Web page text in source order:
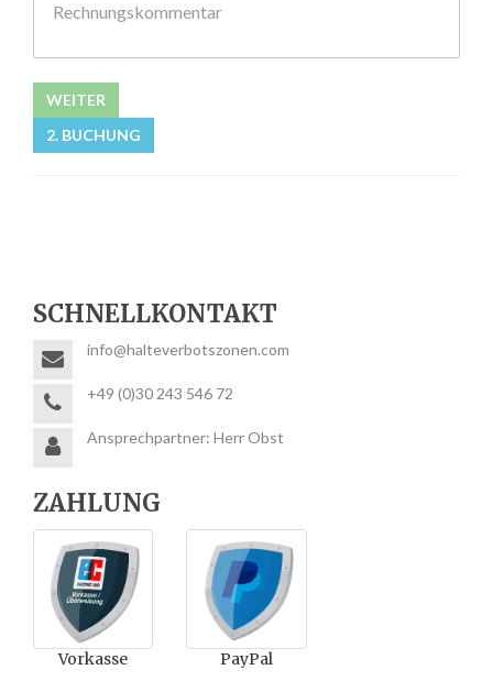
Rechnungskommentar
WEITER
2. BUCHUNG
SCHNELLKONTAKT
info@halteverbotszonen.com
+49 (0)30 243 546 72
Ansprechpartner: Herr Obst
ZAHLUNG
Vorkasse PayPal